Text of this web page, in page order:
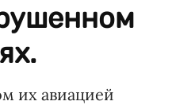
их авиацией